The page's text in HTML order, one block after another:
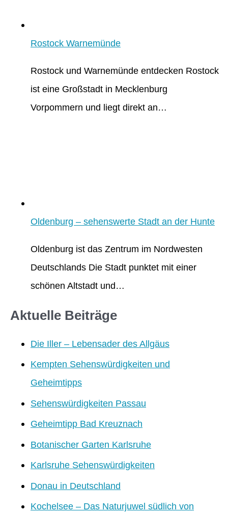
Rostock Warnemünde
Rostock und Warnemünde entdecken Rostock
ist eine Großstadt in Mecklenburg
Vorpommern und liegt direkt an…
Oldenburg – sehenswerte Stadt an der Hunte
Oldenburg ist das Zentrum im Nordwesten
Deutschlands Die Stadt punktet mit einer
schönen Altstadt und…
Aktuelle Beiträge
Die Iller – Lebensader des Allgäus
Kempten Sehenswürdigkeiten und
Geheimtipps
Sehenswürdigkeiten Passau
Geheimtipp Bad Kreuznach
Botanischer Garten Karlsruhe
Karlsruhe Sehenswürdigkeiten
Donau in Deutschland
Kochelsee – Das Naturjuwel südlich von